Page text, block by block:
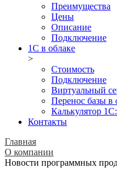
Преимущества
Цены
Описание
Подключение
1С в облаке
>
Стоимость
Подключение
Виртуальный
Перенос базы в
Калькулятор
Контакты
Главная
О компании
Новости программных